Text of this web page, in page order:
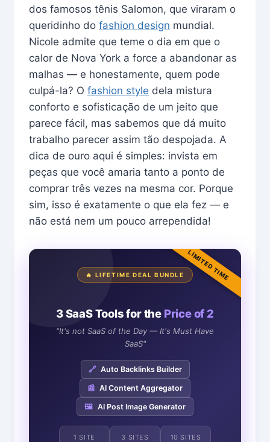
dos famosos tênis Salomon, que viraram o
queridinho do fashion design mundial.
Nicole admite que teme o dia em que o
calor de Nova York a force a abandonar as
malhas — e honestamente, quem pode
culpá-la? O fashion style dela mistura
conforto e sofisticação de um jeito que
parece fácil, mas sabemos que dá muito
trabalho parecer assim tão despojada. A
dica de ouro aqui é simples: invista em
peças que você amaria tanto a ponto de
comprar três vezes na mesma cor. Porque
sim, isso é exatamente o que ela fez — e
não está nem um pouco arrependida!
LIMITED TIME
🔥 LIFETIME DEAL BUNDLE
3 SaaS Tools for the Price of 2
"It's not SaaS of the Day — It's Must Have
SaaS"
🔗 Auto Backlinks Builder
📰 AI Content Aggregator
🖼️ AI Post Image Generator
1 SITE 3 SITES 10 SITES